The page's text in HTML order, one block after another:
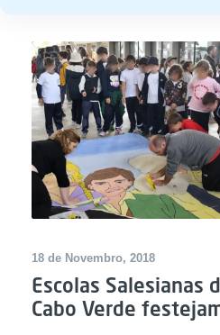
18 de Novembro, 2018
Escolas Salesianas
Cabo Verde